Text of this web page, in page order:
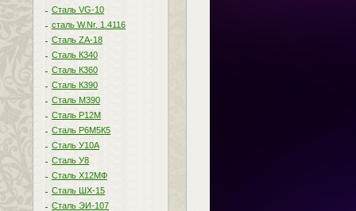
Сталь VG-10
сталь W.Nr. 1.4116
Сталь ZA-18
Сталь К340
Сталь К360
Сталь К390
Сталь М390
Сталь Р12М
Сталь Р6М5К5
Сталь У10А
Сталь У8
Сталь Х12МФ
Сталь ШХ-15
Сталь ЭИ-107